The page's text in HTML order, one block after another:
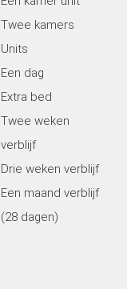
Twee kamers
Units
Een dag
Extra bed
Twee weken
verblijf
Drie weken verblijf
Een maand verblijf
(28 dagen)